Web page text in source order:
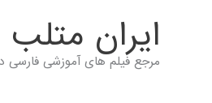
ايران متلب
مرجع فیلم های آموزشی فارسی